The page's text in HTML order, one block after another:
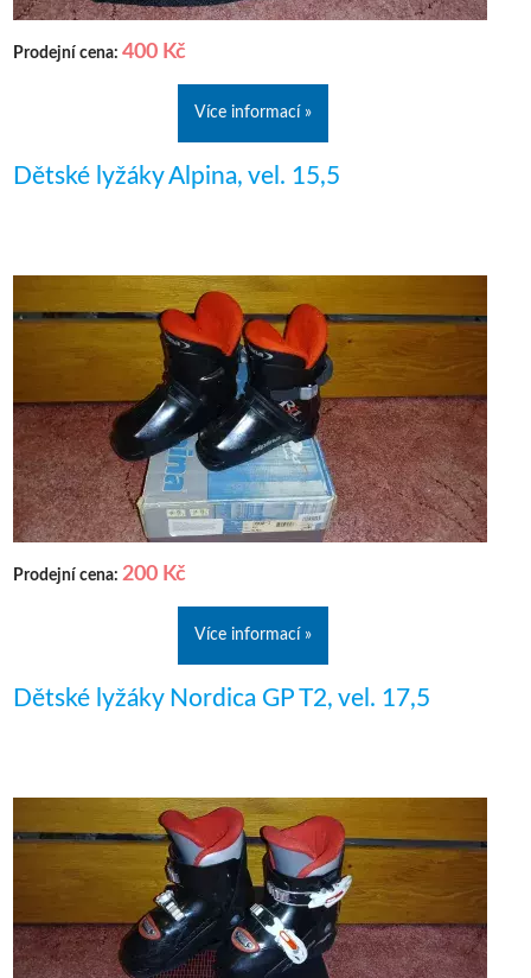
Prodejní cena: 400 Kč
Více informací »
Dětské lyžáky Alpina, vel. 15,5
Prodejní cena: 200 Kč
Více informací »
Dětské lyžáky Nordica GP T2, vel. 17,5